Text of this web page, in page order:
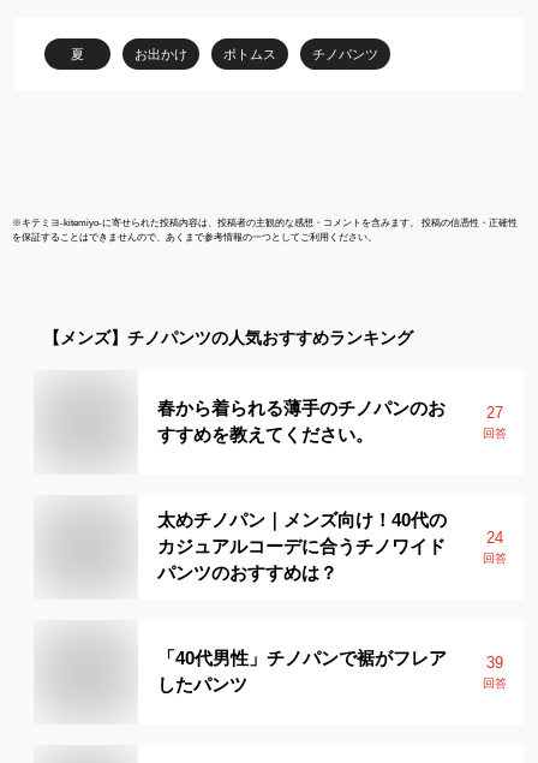
夏 お出かけ ボトムス チノパンツ
※キテミヨ-kitemiyo-に寄せられた投稿内容は、投稿者の主観的な感想・コメントを含みます。 投稿の信憑性・正確性
を保証することはできませんので、あくまで参考情報の一つとしてご利用ください。
【メンズ】 チノパンツの人気おすすめランキング
春から着られる薄手のチノパンのお
すすめを教えてください。
27
回答
太めチノパン｜メンズ向け！40代の
カジュアルコーデに合うチノワイド
パンツのおすすめは？
24
回答
「40代男性」チノパンで裾がフレア
したパンツ
39
回答